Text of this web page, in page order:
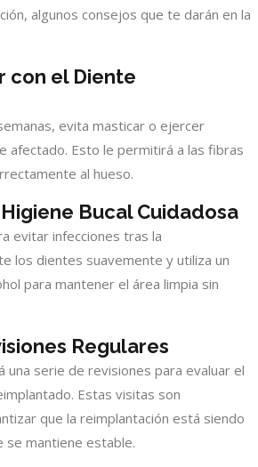
algunos consejos que te darán en la
con el Diente
evita masticar o ejercer
afectado. Esto le permitirá a las fibras
al hueso.
Bucal Cuidadosa
evitar infecciones tras la
los dientes suavemente y utiliza un
para mantener el área limpia sin
Regulares
una serie de revisiones para evaluar el
Estas visitas son
que la reimplantación está siendo
se mantiene estable.